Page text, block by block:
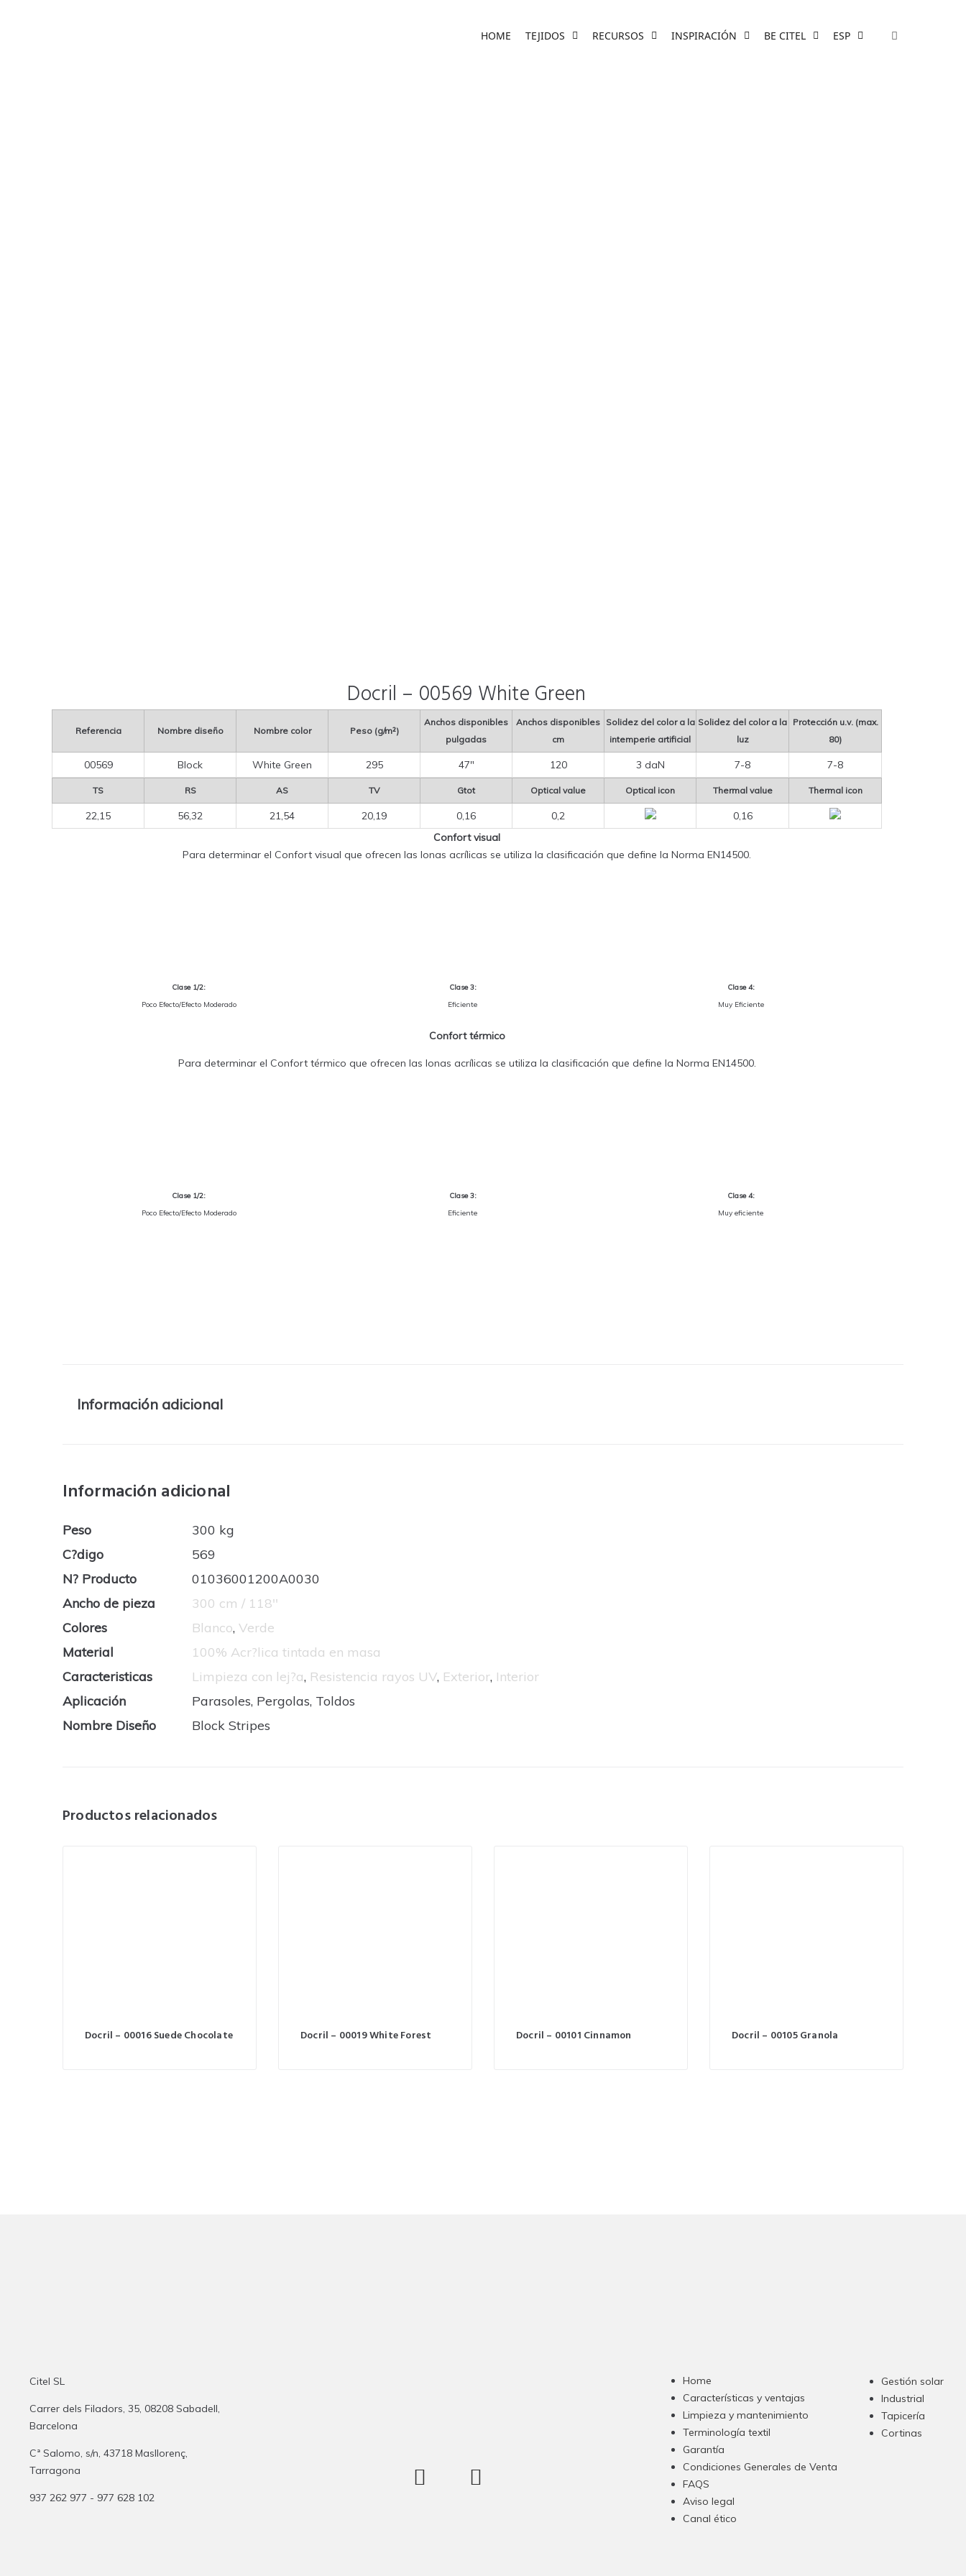
HOME TEJIDOS RECURSOS INSPIRACIÓN BE CITEL ESP
Docril – 00569 White Green
Referencia Nombre diseño Nombre color Peso (g/m²)
Anchos disponibles
pulgadas
Anchos disponibles
cm
Solidez del color a la
intemperie artificial
Solidez del color a la
luz
Protección u.v. (max.
80)
00569 Block White Green 295 47″ 120 3 daN 7-8 7-8
TS RS AS TV Gtot Optical value Optical icon Thermal value Thermal icon
22,15 56,32 21,54 20,19 0,16 0,2
0,16
Confort visual
Para determinar el Confort visual que ofrecen las lonas acrílicas se utiliza la clasificación que define la Norma EN14500.
Clase 1/2:
Poco Efecto/Efecto Moderado
Clase 3:
Eficiente
Clase 4:
Muy Eficiente
Confort térmico
Para determinar el Confort térmico que ofrecen las lonas acrílicas se utiliza la clasificación que define la Norma EN14500.
Clase 1/2:
Poco Efecto/Efecto Moderado
Clase 3:
Eficiente
Clase 4:
Muy eficiente
Información adicional
Información adicional
Peso
300 kg
C?digo
569
N? Producto
01036001200A0030
Ancho de pieza
300 cm / 118''
Colores
Blanco, Verde
Material
100% Acr?lica tintada en masa
Caracteristicas
Limpieza con lej?a, Resistencia rayos UV, Exterior, Interior
Aplicación
Parasoles, Pergolas, Toldos
Nombre Diseño
Block Stripes
Productos relacionados
Docril – 00016 Suede Chocolate Docril – 00019 White Forest Docril – 00101 Cinnamon Docril – 00105 Granola
Citel SL
Carrer dels Filadors, 35, 08208 Sabadell,
Barcelona
Cª Salomo, s/n, 43718 Masllorenç,
Tarragona
937 262 977 - 977 628 102
Home
Características y ventajas
Limpieza y mantenimiento
Terminología textil
Garantía
Condiciones Generales de Venta
FAQS
Aviso legal
Canal ético
Gestión solar
Industrial
Tapicería
Cortinas